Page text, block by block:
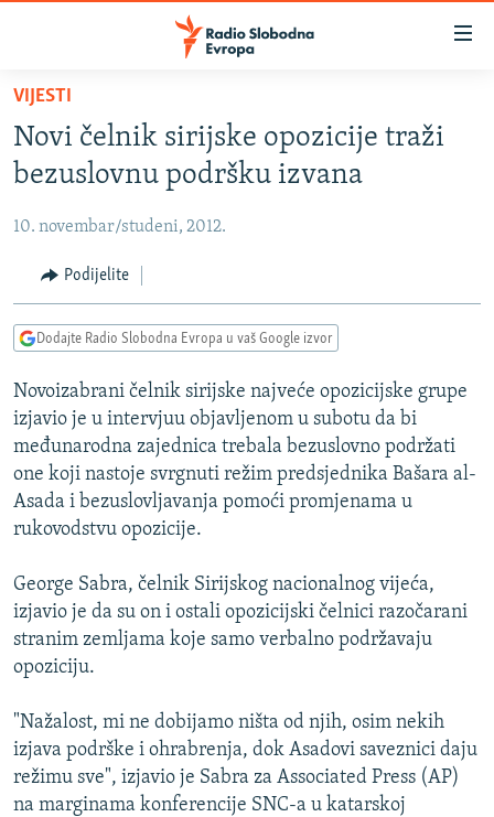
Pređite
glavni
sadržaj
na
navigaciju
Pređite
na
BOSNA I HERCEGOVINA
KOSOVO
CRNA GORA
VIDEO
FOTOGALERIJE
INFOGRAFIKE
PODCASTI
RAT U UKRAJINI
KINA NA BALKANU
RSE PRIČE IZ SVIJETA
ISPRIČAJ MI
SPECIJALI RSE
VIŠE OD NASLOVA
GENOCID U SREBRENICI
POPLAVE I KLIZIŠTA U BIH 2024.
TV LIBERTY
POST SCRIPTUM
Sve RFE/RL stranice
VIJESTI
Novi čelnik sirijske opozicije traži
bezuslovnu podršku izvana
10. novembar/studeni, 2012.
Podijelite
Dodajte Radio Slobodna Evropa u vaš Google izvor
Novoizabrani čelnik sirijske najveće opozicijske grupe
izjavio je u intervjuu objavljenom u subotu da bi
međunarodna zajednica trebala bezuslovno podržati
one koji nastoje svrgnuti režim predsjednika Bašara al-
Asada i bezuslovljavanja pomoći promjenama u
rukovodstvu opozicije.
George Sabra, čelnik Sirijskog nacionalnog vijeća,
izjavio je da su on i ostali opozicijski čelnici razočarani
stranim zemljama koje samo verbalno podržavaju
opoziciju.
"Nažalost, mi ne dobijamo ništa od njih, osim nekih
izjava podrške i ohrabrenja, dok Asadovi saveznici daju
režimu sve", izjavio je Sabra za Associated Press (AP)
na marginama konferencije SNC-a u katarskoj